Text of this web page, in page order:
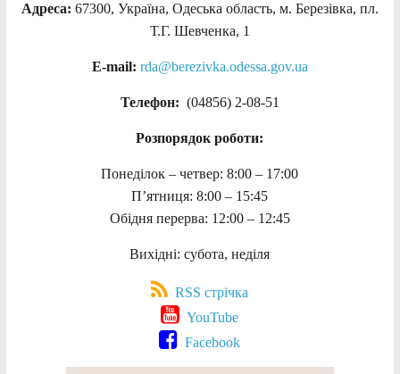
Адреса: 67300, Україна, Одеська область, м. Березівка, пл.
Т.Г. Шевченка, 1
E-mail: rda@berezivka.odessa.gov.ua
Телефон: (04856) 2-08-51
Розпорядок роботи:
Понеділок – четвер: 8:00 – 17:00
П’ятниця: 8:00 – 15:45
Обідня перерва: 12:00 – 12:45
Вихідні: субота, неділя
RSS стрічка
YouTube
Facebook